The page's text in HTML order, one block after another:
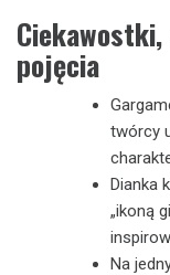
pojęcia
twórcy
Dianka
„ikoną
Na